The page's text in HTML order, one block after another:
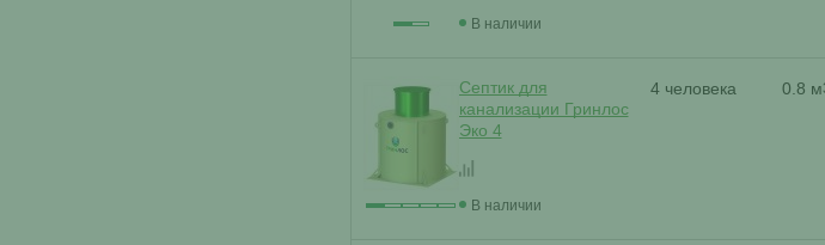
В наличии
Септик для
канализации Гринлос
Эко 4
В наличии
4 человека 0.8 м